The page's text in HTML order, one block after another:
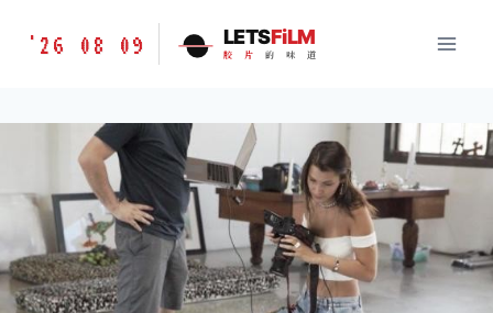
胶
味
LETSFILM
'26 08 09 LETSFiLM
胶 片 的 味 道